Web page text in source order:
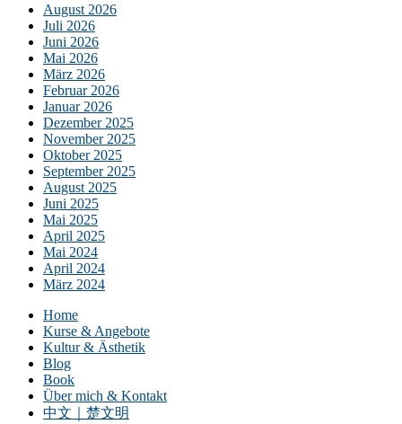
August 2026
Juli 2026
Juni 2026
Mai 2026
März 2026
Februar 2026
Januar 2026
Dezember 2025
November 2025
Oktober 2025
September 2025
August 2025
Juni 2025
Mai 2025
April 2025
Mai 2024
April 2024
März 2024
Home
Kurse & Angebote
Kultur & Ästhetik
Blog
Book
Über mich & Kontakt
中文｜楚文明